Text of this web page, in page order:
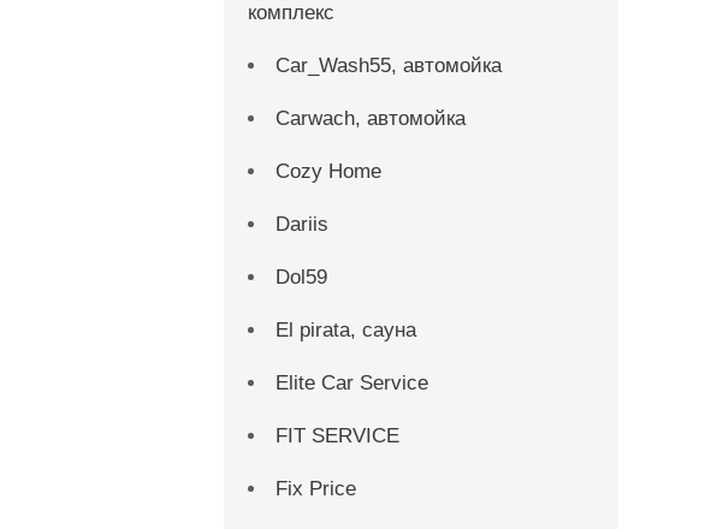
комплекс
Car_Wash55, автомойка
Carwach, автомойка
Cozy Home
Dariis
Dol59
El pirata, сауна
Elite Car Service
FIT SERVICE
Fix Price